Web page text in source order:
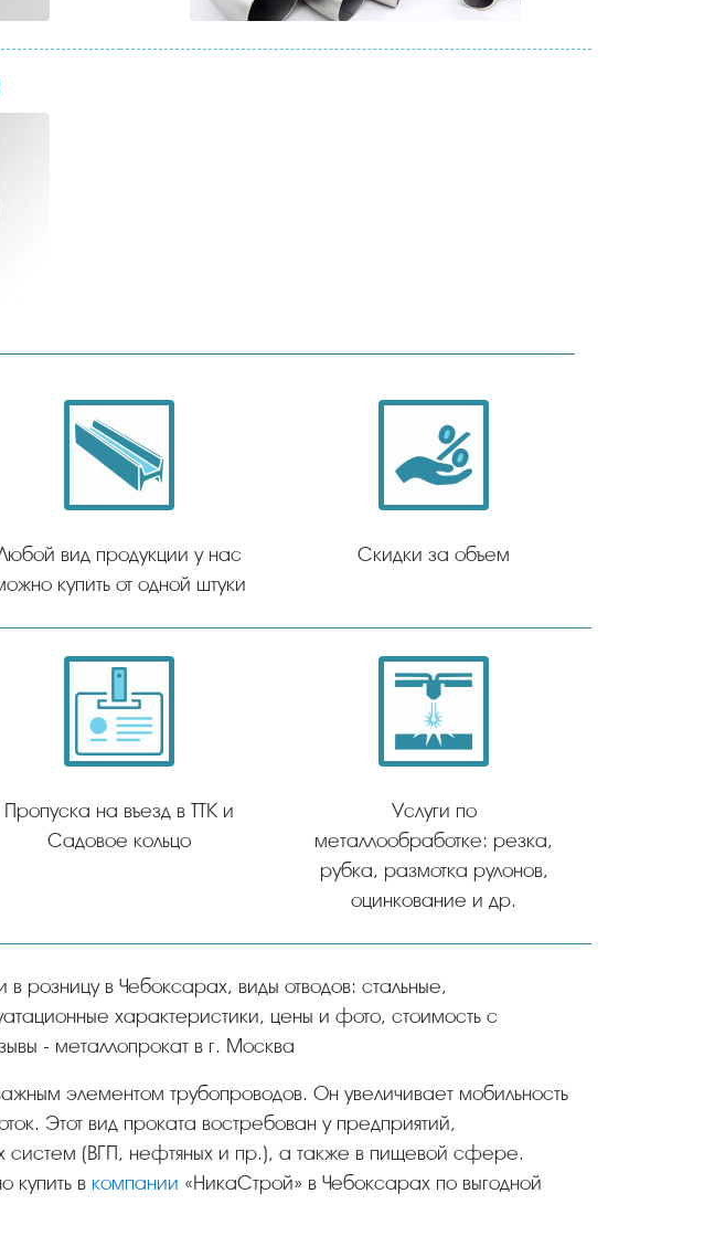
вид продукции у нас
купить от одной штуки
Скидки за объем
Пропуска на въезд в ТТК и
Садовое кольцо
Услуги по
металлообработке: резка,
рубка, размотка рулонов,
оцинкование и др.
характеристики, цены и фото, стоимость с
- металлопрокат в г. Москва
элементом трубопроводов. Он увеличивает мобильность
Этот вид проката востребован у предприятий,
систем (ВГП, нефтяных и пр.), а также в пищевой сфере.
купить в компании «НикаСтрой» в Чебоксарах по выгодной